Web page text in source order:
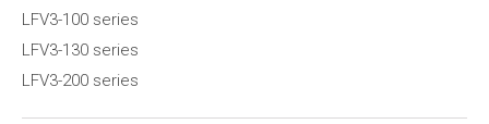
LFV3-100 series
LFV3-130 series
LFV3-200 series